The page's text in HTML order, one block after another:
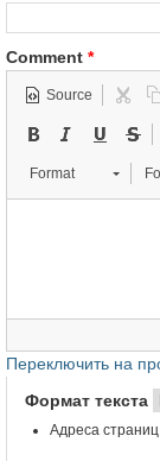
Comment *
Source
Format
Переключить на
Формат текста
Адреса